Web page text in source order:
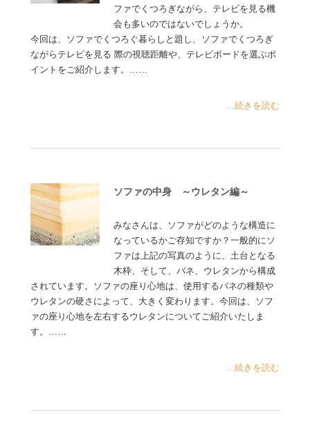
ファでくつろぎながら、テレビを見る機
会も多いのではないでしょうか。
今回は、ソファでくつろぐ暮らしと題し、ソファでくつろぎ
ながらテレビを見る 際の視聴距離や、テレビボードを選ぶポ
イントをご紹介します。……
...続きを読む
ソファの中身 ～ウレタン編～
みなさんは、ソファがどのような構造に
なっているかご存知ですか？一般的にソ
ファは上記の写真のように、土台となる
木枠、そして、バネ、ウレタンから構成
されています。ソファの座り心地は、使用するバネの種類や
ウレタンの硬さによって、大きく変わります。今回は、ソフ
ァの座り心地を左右するウレタンについてご紹介いたしま
す。……
...続きを読む